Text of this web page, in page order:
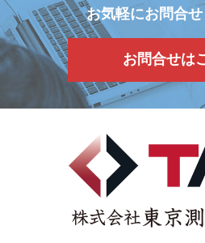
お気軽にお問合せ
お問合せは